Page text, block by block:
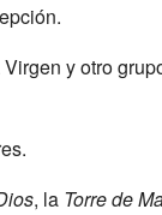
y otro
, la Torre de